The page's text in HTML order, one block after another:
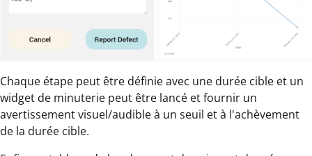
Chaque étape peut être définie avec une durée cible et un
widget de minuterie peut être lancé et fournir un
avertissement visuel/audible à un seuil et à l'achèvement
de la durée cible.